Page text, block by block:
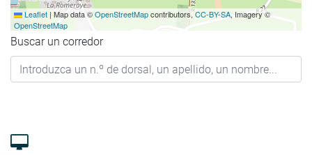
Leaflet | Map data ©OpenStreetMapcontributors,CC-BY-SA, Imagery ©
OpenStreetMap
Buscar un corredor